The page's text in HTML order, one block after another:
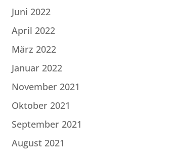
Juni 2022
April 2022
März 2022
Januar 2022
November 2021
Oktober 2021
September 2021
August 2021